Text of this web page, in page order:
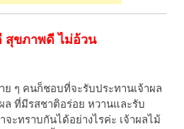
สุขภาพดี ไม่อ้วน
ย ๆ คนก็ชอบที่จะรับประทานเจ้าผล
ล ที่มีรสชาติอร่อย หวานและรับ
จะทราบกันได้อย่างไรค่ะ เจ้าผลไม้